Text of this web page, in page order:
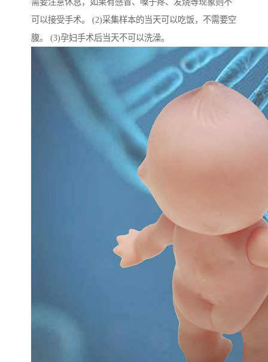
需要注意休息，如果有感冒、嗓子疼、发烧等现象则不
可以接受手术。 (2)采集样本的当天可以吃饭，不需要空
腹。 (3)孕妇手术后当天不可以洗澡。